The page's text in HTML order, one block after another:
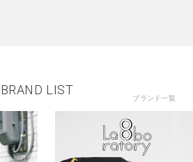
BRAND LIST
ブランド一覧